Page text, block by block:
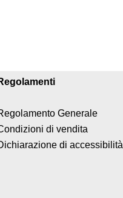
Generale
di vendita
di accessibilità